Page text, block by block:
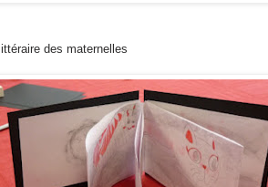
des maternelles